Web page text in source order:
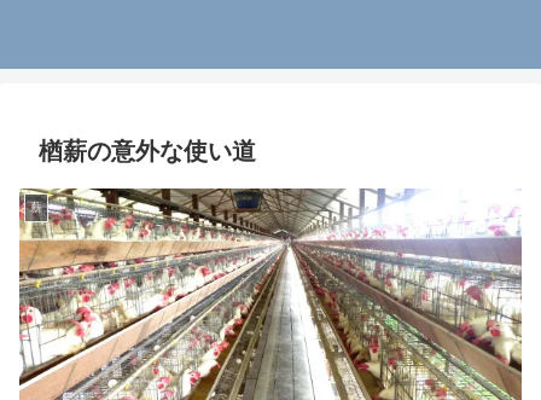
楢薪の意外な使い道
薪